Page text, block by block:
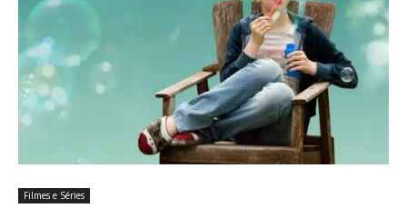
Filmes e Séries